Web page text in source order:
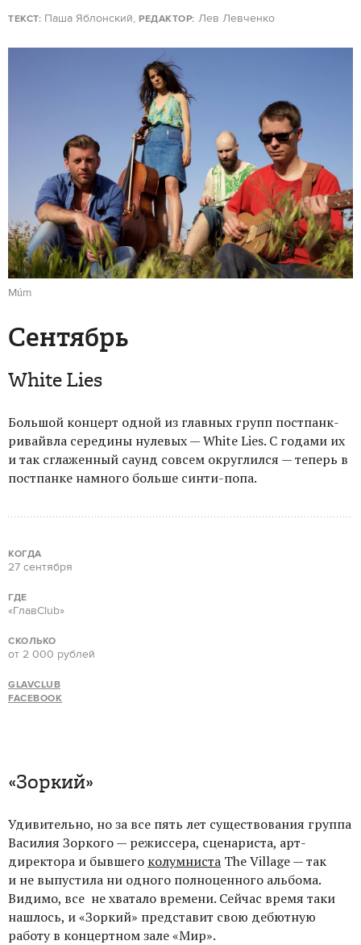
ТЕКСТ: Паша Яблонский, РЕДАКТОР: Лев Левченко
Múm
Сентябрь
White Lies
Большой концерт одной из главных групп постпанк-
ривайвла середины нулевых — White Lies. С годами их
и так сглаженный саунд совсем округлился — теперь в
постпанке намного больше синти-попа.
КОГДА
27 сентября
ГДЕ
«ГлавClub»
СКОЛЬКО
от 2 000 рублей
GLAVCLUB
FACEBOOK
«Зоркий»
Удивительно, но за все пять лет существования группа
Василия Зоркого — режиссера, сценариста, арт-
директора и бывшего колумниста The Village — так
и не выпустила ни одного полноценного альбома.
Видимо, все не хватало времени. Сейчас время таки
нашлось, и «Зоркий» представит свою дебютную
работу в концертном зале «Мир».